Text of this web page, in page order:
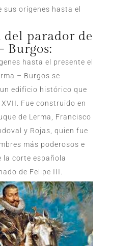
sus orígenes hasta el
parador de
Burgos:
hasta el presente el
– Burgos se
edificio histórico que
Fue construido en
de Lerma, Francisco
y Rojas, quien fue
más poderosos e
la corte española
de Felipe III.